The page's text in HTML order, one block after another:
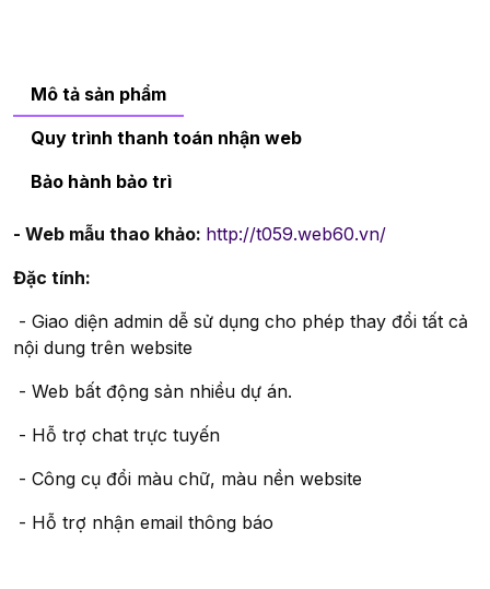
Mô tả sản phẩm
Quy trình thanh toán nhận web
Bảo hành bảo trì
- Web mẫu thao khảo: http://t059.web60.vn/
Đặc tính:
- Giao diện admin dễ sử dụng cho phép thay đổi tất cả
nội dung trên website
- Web bất động sản nhiều dự án.
- Hỗ trợ chat trực tuyến
- Công cụ đổi màu chữ, màu nền website
- Hỗ trợ nhận email thông báo